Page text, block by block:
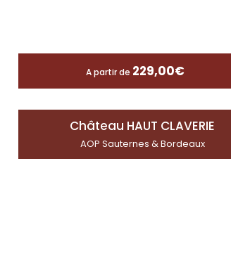
A partir de 229,00€
Château HAUT CLAVERIE
AOP Sauternes & Bordeaux